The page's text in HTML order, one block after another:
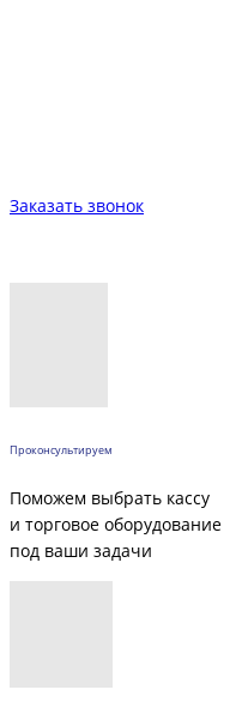
Заказать звонок
Проконсультируем
Поможем выбрать кассу
и торговое оборудование
под ваши задачи